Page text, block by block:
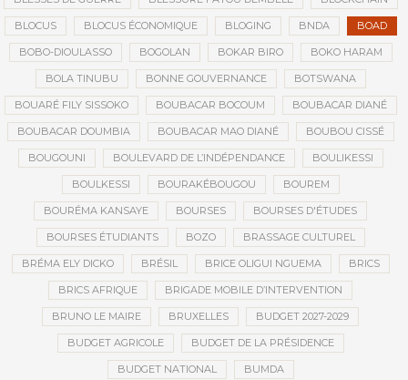
BLOCUS BLOCUS ÉCONOMIQUE BLOGING BNDA BOAD
BOBO-DIOULASSO BOGOLAN BOKAR BIRO BOKO HARAM
BOLA TINUBU BONNE GOUVERNANCE BOTSWANA
BOUARÉ FILY SISSOKO BOUBACAR BOCOUM BOUBACAR DIANÉ
BOUBACAR DOUMBIA BOUBACAR MAO DIANÉ BOUBOU CISSÉ
BOUGOUNI BOULEVARD DE L’INDÉPENDANCE BOULIKESSI
BOULKESSI BOURAKÉBOUGOU BOUREM
BOURÉMA KANSAYE BOURSES BOURSES D'ÉTUDES
BOURSES ÉTUDIANTS BOZO BRASSAGE CULTUREL
BRÉMA ELY DICKO BRÉSIL BRICE OLIGUI NGUEMA BRICS
BRICS AFRIQUE BRIGADE MOBILE D’INTERVENTION
BRUNO LE MAIRE BRUXELLES BUDGET 2027-2029
BUDGET AGRICOLE BUDGET DE LA PRÉSIDENCE
BUDGET NATIONAL BUMDA